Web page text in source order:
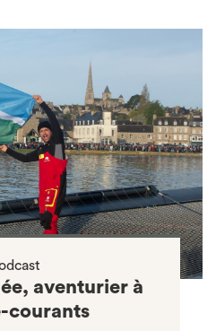
aventurier à
courants